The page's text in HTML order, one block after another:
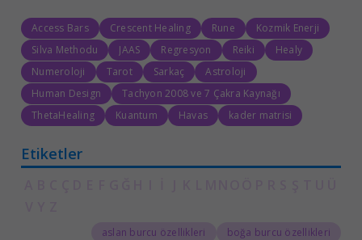
Access Bars Crescent Healing Rune
Kozmik Enerji
Silva Methodu
JAAS Regresyon Reiki
Healy
Numeroloji
Tarot Sarkaç
Astroloji
Human Design
Tachyon 2008 ve 7 Çakra Kaynağı
ThetaHealing
Kuantum Havas kader matrisi
Etiketler
boğa burcu özellikleri
aslan burcu özellikleri